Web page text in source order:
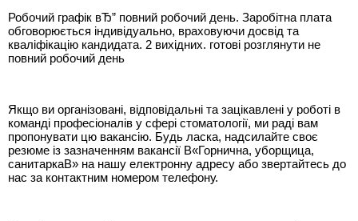
Робочий графік вЂ” повний робочий день. Заробітна плата
обговорюється індивідуально, враховуючи досвід та
кваліфікацію кандидата. 2 вихідних. готові розглянути не
повний робочий день
Якщо ви організовані, відповідальні та зацікавлені у роботі в
команді професіоналів у сфері стоматології, ми раді вам
пропонувати цю вакансію. Будь ласка, надсилайте своє
резюме із зазначенням вакансії В«Горнична, уборщица,
санитаркаВ» на нашу електронну адресу або звертайтесь до
нас за контактним номером телефону.